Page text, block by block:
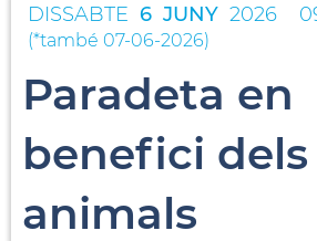
DISSABTE 6 JUNY 2026
(*també 07-06-2026)
Paradeta en
benefici dels
animals